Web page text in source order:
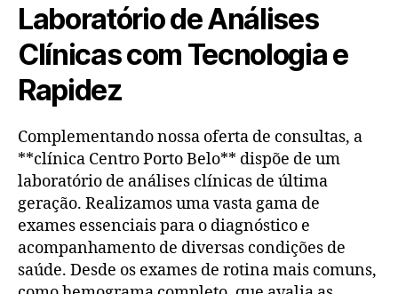
Laboratório de Análises
Clínicas com Tecnologia e
Rapidez
Complementando nossa oferta de consultas, a
**clínica Centro Porto Belo** dispõe de um
laboratório de análises clínicas de última
geração. Realizamos uma vasta gama de
exames essenciais para o diagnóstico e
acompanhamento de diversas condições de
saúde. Desde os exames de rotina mais comuns,